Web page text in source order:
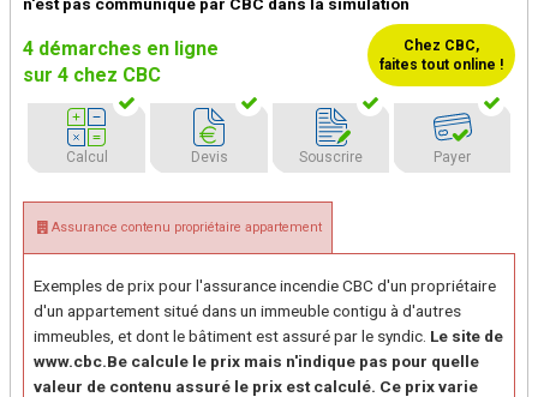
4 démarches en ligne
sur 4 chez CBC
Chez CBC,
faites tout online !
Calcul Devis Souscrire Payer
Assurance contenu propriétaire appartement
Exemples de prix pour l'assurance incendie CBC d'un propriétaire
d'un appartement situé dans un immeuble contigu à d'autres
immeubles, et dont le bâtiment est assuré par le syndic. Le site de
www.cbc.Be calcule le prix mais n'indique pas pour quelle
valeur de contenu assuré le prix est calculé. Ce prix varie